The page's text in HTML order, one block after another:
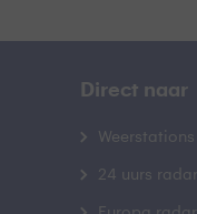
Direct naar
Weerstations
24 uurs radar